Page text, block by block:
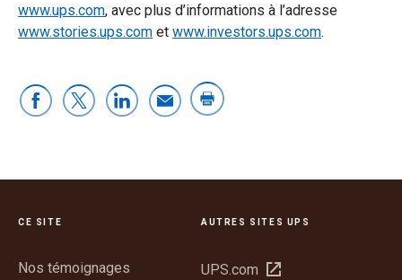
www.ups.com, avec plus d’informations à l’adresse
www.stories.ups.com et www.investors.ups.com.
CE SITE
Nos témoignages
AUTRES SITES UPS
UPS.com Ouvrir